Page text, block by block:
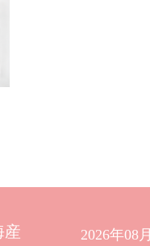
2026年08月